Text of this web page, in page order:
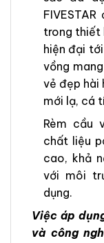
trong thiết
hiện đại
vồng
vẻ đẹp hài
mới lạ, cá
Rèm cầu
chất liệu
cao, khả
với môi
dụng.
Việc áp
và công